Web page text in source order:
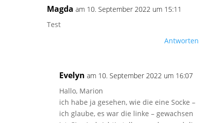
Magda am 10. September 2022 um 15:11
Test
Antworten
Evelyn am 10. September 2022 um 16:07
Hallo, Marion
ich habe ja gesehen, wie die eine Socke –
ich glaube, es war die linke – gewachsen